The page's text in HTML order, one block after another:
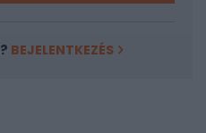
BEJELENTKEZÉS